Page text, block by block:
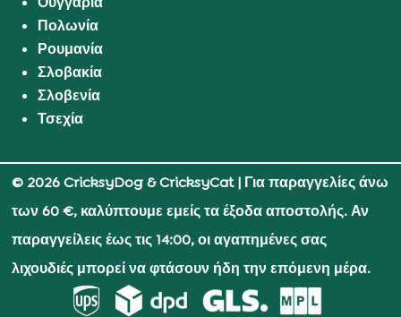
Πολωνία
Ρουμανία
Σλοβακία
Σλοβενία
Τσεχία
© 2026 CricksyDog & CricksyCat| Για παραγγελίες άνω
των 60 €, καλύπτουμε εμείς τα έξοδα αποστολής. Αν
παραγγείλεις έως τις 14:00, οι αγαπημένες σας
λιχουδιές μπορεί να φτάσουν ήδη την επόμενη μέρα.